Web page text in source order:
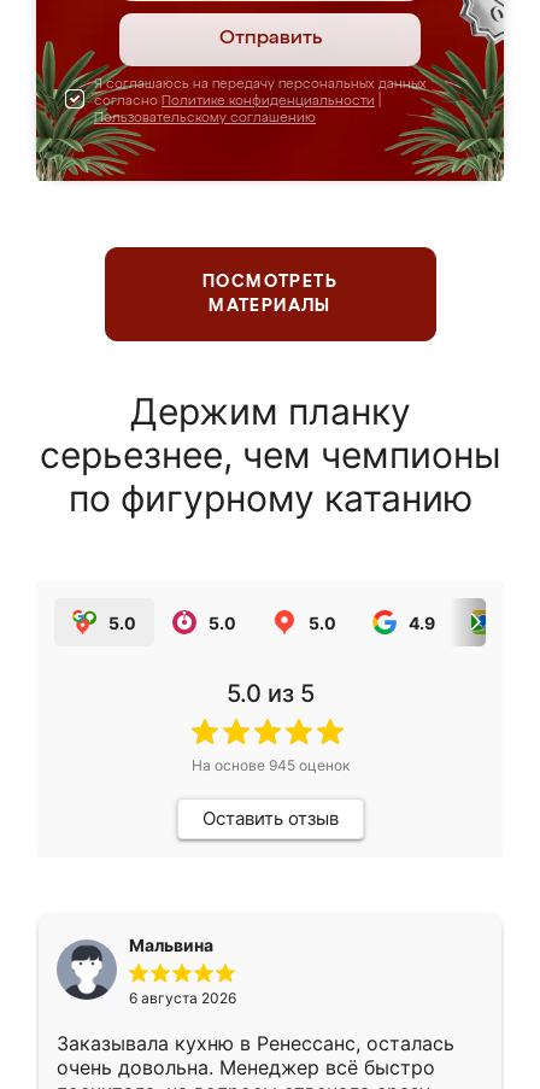
Отправить
Я соглашаюсь на передачу персональных данных
согласно Политике конфиденциальности
Пользовательскому соглашению
ПОСМОТРЕТЬ
МАТЕРИАЛЫ
Держим планку
серьезнее, чем чемпионы
по фигурному катанию
5.0 5.0 5.0 4.9
5.0 из 5
На основе 945оценок
Оставить отзыв
Мальвина
6 августа 2026
Заказывала кухню в Ренессанс, осталась
очень довольна. Менеджер всё быстро